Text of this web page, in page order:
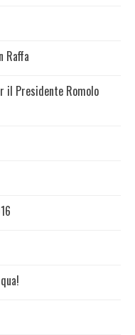
Raffa
il Presidente Romolo